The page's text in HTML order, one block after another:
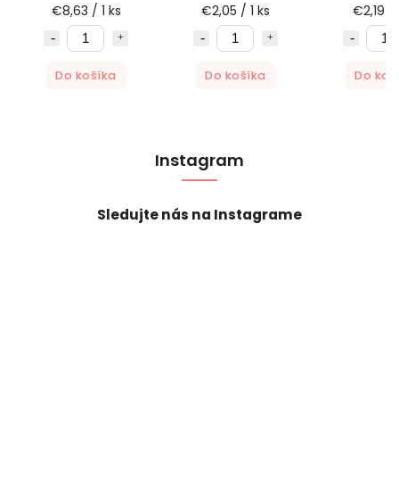
€8,63 / 1 ks
Do košíka
€2,05 / 1 ks
Do košíka
€2,19 /
Do
Instagram
Sledujte nás na Instagrame